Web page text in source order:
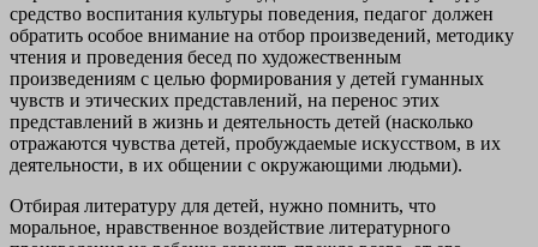
средство воспитания культуры поведения, педагог должен
обратить особое внимание на отбор произведений, методику
чтения и проведения бесед по художественным
произведениям с целью формирования у детей гуманных
чувств и этических представлений, на перенос этих
представлений в жизнь и деятельность детей (насколько
отражаются чувства детей, пробуждаемые искусством, в их
деятельности, в их общении с окружающими людьми).
Отбирая литературу для детей, нужно помнить, что
моральное, нравственное воздействие литературного